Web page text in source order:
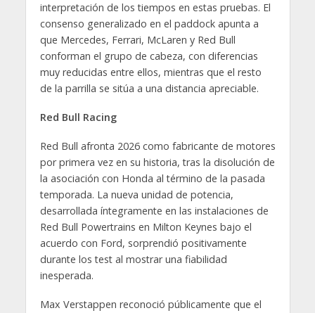
interpretación de los tiempos en estas pruebas. El
consenso generalizado en el paddock apunta a
que Mercedes, Ferrari, McLaren y Red Bull
conforman el grupo de cabeza, con diferencias
muy reducidas entre ellos, mientras que el resto
de la parrilla se sitúa a una distancia apreciable.
Red Bull Racing
Red Bull afronta 2026 como fabricante de motores
por primera vez en su historia, tras la disolución de
la asociación con Honda al término de la pasada
temporada. La nueva unidad de potencia,
desarrollada íntegramente en las instalaciones de
Red Bull Powertrains en Milton Keynes bajo el
acuerdo con Ford, sorprendió positivamente
durante los test al mostrar una fiabilidad
inesperada.
Max Verstappen reconoció públicamente que el